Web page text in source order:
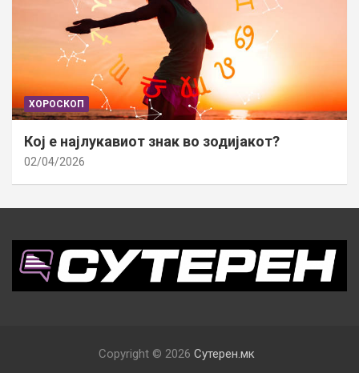
ХОРОСКОП
Кој е најлукавиот знак во зодијакот?
02/04/2026
Copyright © 2026 Сутерен.мк